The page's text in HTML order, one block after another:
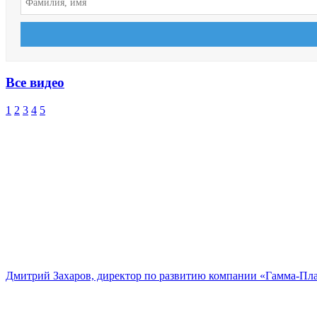
Все видео
1 2 3 4 5
Дмитрий Захаров, директор по развитию компании «Гамма-